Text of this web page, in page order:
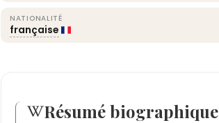
NATIONALITÉ
française
Résumé biographique